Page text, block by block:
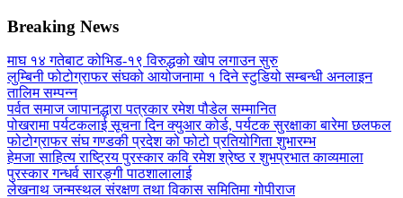
Breaking News
माघ १४ गतेबाट कोभिड-१९ विरुद्धको खोप लगाउन सुरु
लुम्बिनी फोटोग्राफर संघको आयोजनामा १ दिने स्टुडियो सम्बन्धी अनलाइन
तालिम सम्पन्न
पर्वत समाज जापानद्धारा पत्रकार रमेश पौडेल सम्मानित
पोखरामा पर्यटकलाई सूचना दिन क्युआर कोर्ड, पर्यटक सुरक्षाका बारेमा छलफल
फोटोग्राफर संघ गण्डकी प्रदेश को फोटो प्रतियोगिता शुभारम्भ
हेमजा साहित्य राष्ट्रिय पुरस्कार कवि रमेश श्रेष्ठ र शुभप्रभात काव्यमाला
पुरस्कार गन्धर्व सारङ्गी पाठशालालाई
लेखनाथ जन्मस्थल संरक्षण तथा विकास समितिमा गोपीराज